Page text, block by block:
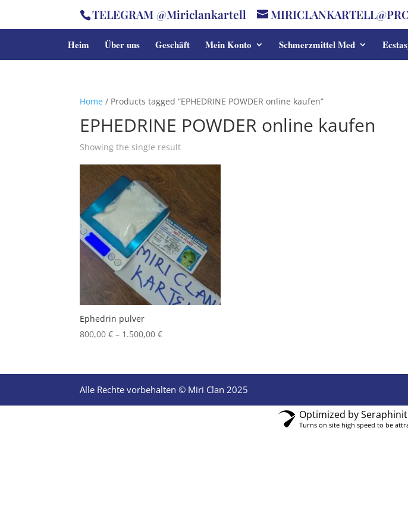
TELEGRAM @Miriclankartell
Heim Über uns Geschäft Mein Konto Schmerzmittel Med
Home / Products tagged “EPHEDRINE POWDER online kaufen”
EPHEDRINE POWDER online kaufen
Showing the single result
Ephedrin pulver
800,00€ – 1.500,00€Price
through
1.500,00 €
Alle Rechte vorbehalten © Miri Clan 2025
Optimized by
Turns on site high speed to be